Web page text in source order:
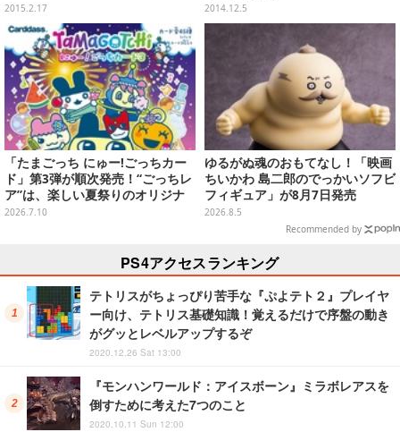
2015.2.17 2014.12.5
「たまごっち にゅー!ごっちカー
ド」第3弾が順次発売！“ごっちレ
ア”は、楽しい夏祭りのオリジナ
ルアートに
2026.7.10
ゆるがぬ魂のおもてなし！「映画
ちいかわ 島二郎のでっかいソフビ
フィギュア」が8月7日発売
2026.8.5
Recommended by
PS4アクセスランキング
テトリスがちょっぴり苦手な『ぷよテト２』プレイヤ
ー向け、テトリス基礎知識！覚えるだけで序盤の動き
がグッとレベルアップするぞ
2020.12.26 Sat 13:00
『モンハンワールド：アイスボーン』ミラボレアスを
倒すために考えた7つのこと
2020.10.11 Sun 12:00